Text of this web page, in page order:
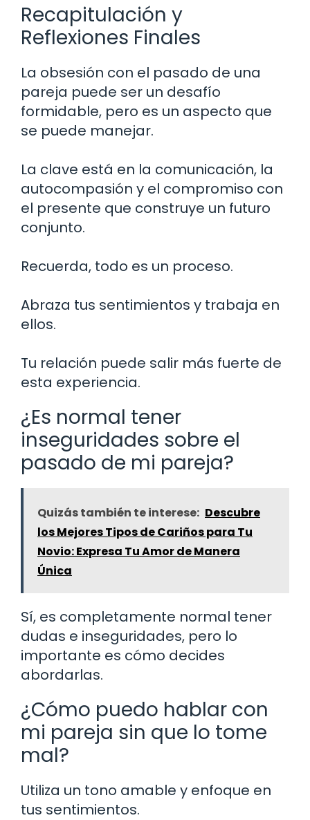
Recapitulación y
Reflexiones Finales
La obsesión con el pasado de una
pareja puede ser un desafío
formidable, pero es un aspecto que
se puede manejar.
La clave está en la comunicación, la
autocompasión y el compromiso con
el presente que construye un futuro
conjunto.
Recuerda, todo es un proceso.
Abraza tus sentimientos y trabaja en
ellos.
Tu relación puede salir más fuerte de
esta experiencia.
¿Es normal tener
inseguridades sobre el
pasado de mi pareja?
Quizás también te interese: Descubre
los Mejores Tipos de Cariños para Tu
Novio: Expresa Tu Amor de Manera
Única
Sí, es completamente normal tener
dudas e inseguridades, pero lo
importante es cómo decides
abordarlas.
¿Cómo puedo hablar con
mi pareja sin que lo tome
mal?
Utiliza un tono amable y enfoque en
tus sentimientos.